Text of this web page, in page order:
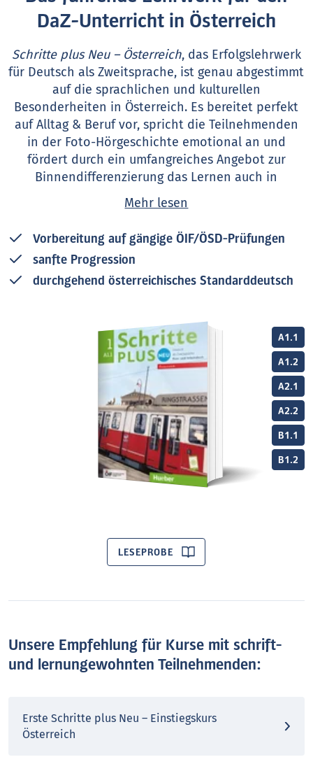
A1.1
A1.2
A2.1
A2.2
B1.1
B1.2
LESEPROBE
DaZ-Unterricht in Österreich
Schritte plus Neu – Österreich, das Erfolgslehrwerk
für Deutsch als Zweitsprache, ist genau abgestimmt
auf die sprachlichen und kulturellen
Besonderheiten in Österreich. Es bereitet perfekt
auf Alltag & Beruf vor, spricht die Teilnehmenden
in der Foto-Hörgeschichte emotional an und
fördert durch ein umfangreiches Angebot zur
Binnendifferenzierung das Lernen auch in
heterogenen Gruppen.
Mehr lesen
Vorbereitung auf gängige ÖIF/ÖSD-Prüfungen
sanfte Progression
durchgehend österreichisches Standarddeutsch
Unsere Empfehlung für Kurse mit schrift-
und lernungewohnten Teilnehmenden:
Erste Schritte plus Neu – Einstiegskurs
Österreich